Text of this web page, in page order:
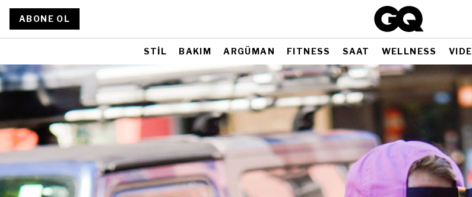
ABONE OL
STİL BAKIM ARGÜMAN FITNESS SAAT WELLNESS